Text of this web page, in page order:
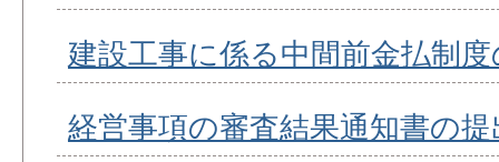
建設工事に係る中間前金払制
経営事項の審査結果通知書の